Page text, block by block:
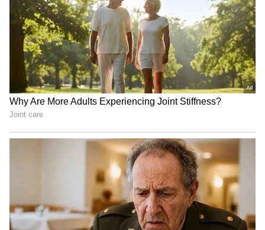
మరి ప్లే ఆఫ్ మ్యాచులకు వర్షం అడ్డుపడితే పాయింట్
టేబుల్ ను పరిగణలోకి తీసుకుంటారు. ఏ జట్టయితే ఎక్కువ
పాయింట్లను కలిగివుంటుందో ఆ టీం ను విజేతగా
ప్రకటిస్తారు. అంటే క్వాలిఫయర్ 2 మ్యాచ్ వర్షం కారణంగా
రద్దయితే పాయింట్ల పట్టికలో రాజస్థాన్ కంటే మెరుగైన
స్థానంలో వున్న సన్ రైజర్స్ నేరుగా ఫైనల్ కు
చేరుతుందన్నమాట. కాబట్టి ఆర్ఆర్ ను ఓడించి సన్ రైజర్స్
చేరుస్తుందో చూడాలి. వర్షమేమీ లేకుండా మ్యాచ్ సజావుగా
సాగి...ఒకవేళ కమిన్స్ సేనను శాంసన్ బృందం ఓడిస్తే మాత్రం
ఐపిఎల్ 2024 ఫైనల్ కోల్ కతా, రాజస్థాన్ మధ్య